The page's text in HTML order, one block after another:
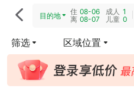
 目的地 住 08-06
离 08-07
成人 1
儿童 0
筛选 区域位置